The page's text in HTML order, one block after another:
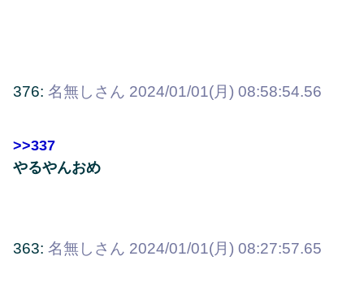
376: 名無しさん 2024/01/01(月) 08:58:54.56
>>337
やるやんおめ
363: 名無しさん 2024/01/01(月) 08:27:57.65